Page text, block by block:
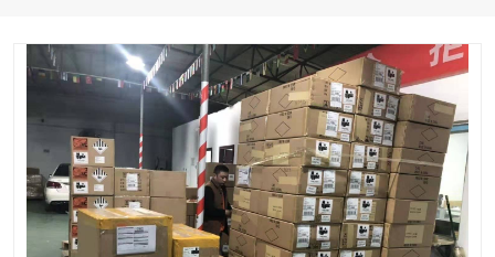
俄罗斯快递 巴西快递
深圳DHL国际快递 伊朗快递
UPS国际快递 深圳国际快递公司
深圳国际物流公司 深圳国际快递电话